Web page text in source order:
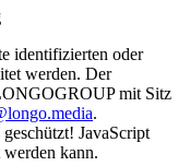
identifizierten oder
werden. Der
mit Sitz
.
JavaScript
kann.